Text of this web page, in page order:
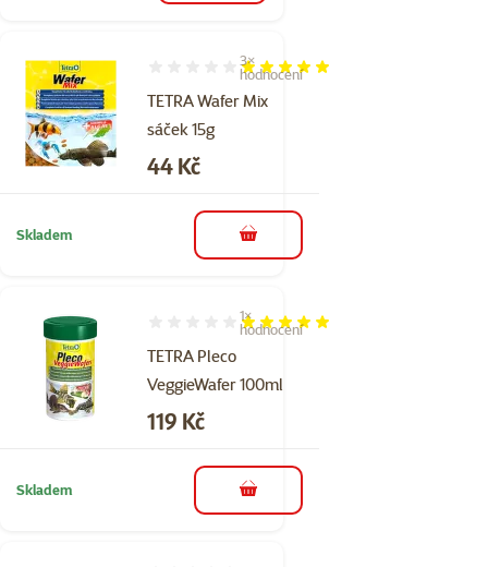
TETRA Wafer Mix
sáček 15g
Hodnocení 100%, počet hodnocení: 3
3×
hodnocení
Cena
44 Kč
Skladem do košíku
TETRA Pleco
VeggieWafer 100ml
Hodnocení 100%, počet hodnocení: 1
1×
hodnocení
Cena
119 Kč
Skladem do košíku